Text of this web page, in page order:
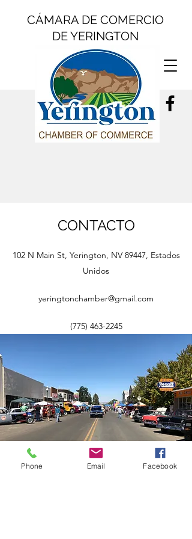
CÁMARA DE COMERCIO
DE YERINGTON
CONTACTO
102 N Main St, Yerington, NV 89447, Estados
Unidos
yeringtonchamber@gmail.com
(775) 463-2245
Phone Email Facebook